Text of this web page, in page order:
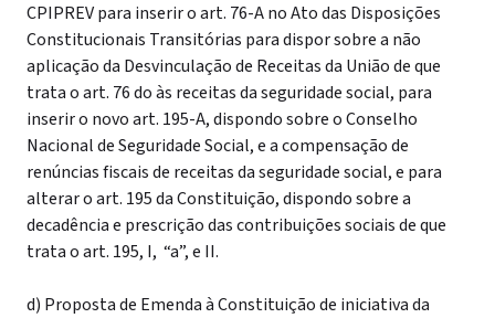
CPIPREV para inserir o art. 76-A no Ato das Disposições
Constitucionais Transitórias para dispor sobre a não
aplicação da Desvinculação de Receitas da União de que
trata o art. 76 do às receitas da seguridade social, para
inserir o novo art. 195-A, dispondo sobre o Conselho
Nacional de Seguridade Social, e a compensação de
renúncias fiscais de receitas da seguridade social, e para
alterar o art. 195 da Constituição, dispondo sobre a
decadência e prescrição das contribuições sociais de que
trata o art. 195, I, “a”, e II.
d) Proposta de Emenda à Constituição de iniciativa da